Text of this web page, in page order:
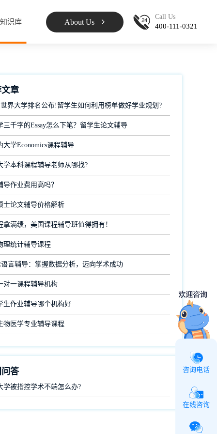
识库 About Us
Call Us
400-111-0321
章
世界大学排名公布!留学生如何利用榜单做好学业规划?
三千字的Essay怎么下笔？留学生论文辅导
大学Economics课程辅导
学本科课程辅导老师从哪找?
导作业费用高吗？
士论文辅导价格解析
拿满绩，美国课程辅导班值得拥有！
理统计辅导课程
言辅导：掌握数据分析，迈向学术成功
对一课程辅导机构
生作业辅导哪个机构好
物医学专业辅导课程
答
学被指控学术不端怎么办?
咨询电话
在线咨询